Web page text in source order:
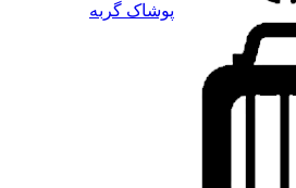
پوشاک گربه